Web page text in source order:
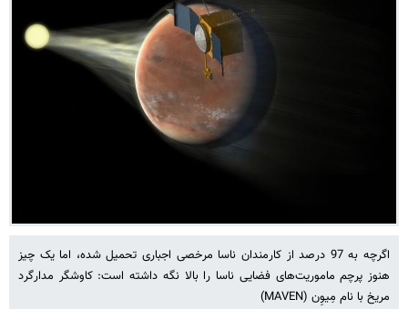
اگرچه به 97 درصد از کارمندان ناسا مرخصی اجباری تحمیل شده، اما یک چیز
هنوز پرچم ماموریت‌های فضایی ناسا را بالا نگه داشته است: کاوشگر مدارگرد
مریخ با نام مِیوِن (MAVEN)